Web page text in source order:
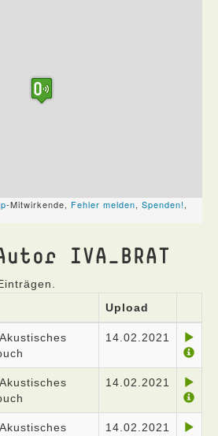
IVA_BRAT
Upload
14.02.2021
14.02.2021
14.02.2021